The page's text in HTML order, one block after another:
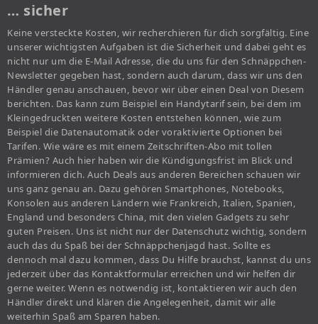
… sicher
Keine versteckte Kosten, wir recherchieren für dich sorgfältig. Eine
unserer wichtigsten Aufgaben ist die Sicherheit und dabei geht es
nicht nur um die E-Mail Adresse, die du uns für den Schnäppchen-
Newsletter gegeben hast, sondern auch darum, dass wir uns den
Händler genau anschauen, bevor wir über einen Deal von Diesem
berichten. Das kann zum Beispiel ein Handytarif sein, bei dem im
Kleingedruckten weitere Kosten entstehen können, wie zum
Beispiel die Datenautomatik oder voraktivierte Optionen bei
Tarifen. Wie wäre es mit einem Zeitschriften-Abo mit tollen
Prämien? Auch hier haben wir die Kündigungsfrist im Blick und
informieren dich. Auch Deals aus anderen Bereichen schauen wir
uns ganz genau an. Dazu gehören Smartphones, Notebooks,
Konsolen aus anderen Ländern wie Frankreich, Italien, Spanien,
England und besonders China, mit den vielen Gadgets zu sehr
guten Preisen. Uns ist nicht nur der Datenschutz wichtig, sondern
auch das du Spaß bei der Schnäppchenjagd hast. Sollte es
dennoch mal dazu kommen, dass Du Hilfe brauchst, kannst du uns
jederzeit über das Kontaktformular erreichen und wir helfen dir
gerne weiter. Wenn es notwendig ist, kontaktieren wir auch den
Händler direkt und klären die Angelegenheit, damit wir alle
weiterhin Spaß am Sparen haben.